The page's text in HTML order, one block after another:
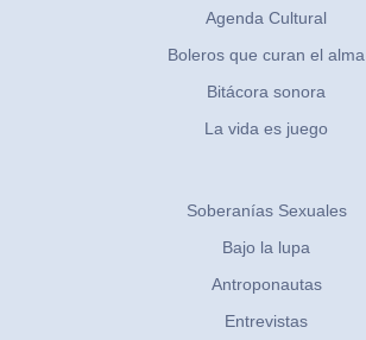
Agenda Cultural
Boleros que curan el alma
Bitácora sonora
La vida es juego
Soberanías Sexuales
Bajo la lupa
Antroponautas
Entrevistas